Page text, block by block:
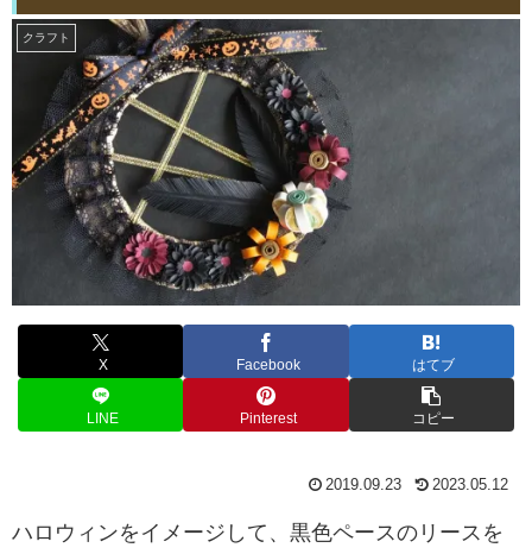
クラフト
X Facebook はてブ
LINE Pinterest コピー
2019.09.23 2023.05.12
ハロウィンをイメージして、黒色ペースのリースを